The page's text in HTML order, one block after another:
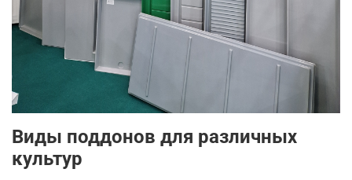
Виды поддонов для различных
культур